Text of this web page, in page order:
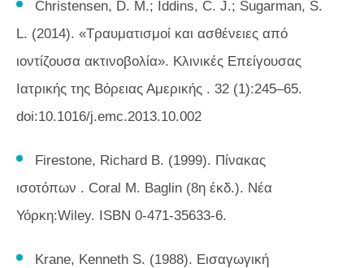
Christensen, D. M.; Iddins, C. J.; Sugarman, S.
L. (2014). «Τραυματισμοί και ασθένειες από
ιοντίζουσα ακτινοβολία». Κλινικές Επείγουσας
Ιατρικής της Βόρειας Αμερικής . 32 (1):245–65.
doi:10.1016/j.emc.2013.10.002
Firestone, Richard B. (1999). Πίνακας
ισοτόπων . Coral M. Baglin (8η έκδ.). Νέα
Υόρκη:Wiley. ISBN 0-471-35633-6.
Krane, Kenneth S. (1988). Εισαγωγική